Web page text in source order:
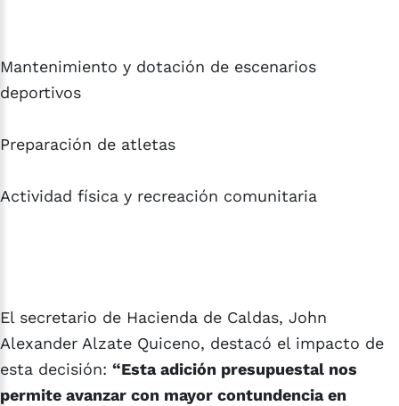
Mantenimiento y dotación de escenarios
deportivos
Preparación de atletas
Actividad física y recreación comunitaria
El secretario de Hacienda de Caldas, John
Alexander Alzate Quiceno, destacó el impacto de
esta decisión: “Esta adición presupuestal nos
permite avanzar con mayor contundencia en